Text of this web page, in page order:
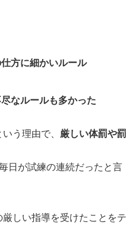
方に細かいルール
なルールも多かった
う理由で、 厳しい体罰や罰
日が試練の連続だったと言
しい指導を受けたことをテ